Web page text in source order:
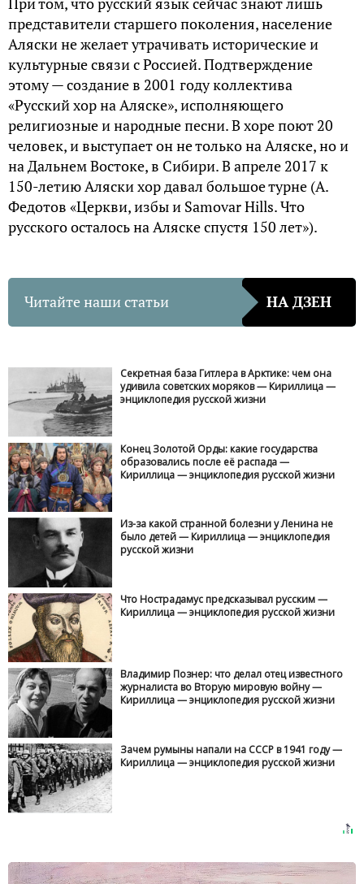
представители старшего поколения, население
Аляски не желает утрачивать исторические и
культурные связи с Россией. Подтверждение
этому — создание в 2001 году коллектива
«Русский хор на Аляске», исполняющего
религиозные и народные песни. В хоре поют 20
человек, и выступает он не только на Аляске, но и
на Дальнем Востоке, в Сибири. В апреле 2017 к
150-летию Аляски хор давал большое турне (А.
Федотов «Церкви, избы и Samovar Hills. Что
русского осталось на Аляске спустя 150 лет»).
Читайте наши статьи НА ДЗЕН
Секретная база Гитлера в Арктике: чем она
удивила советских моряков — Кириллица —
энциклопедия русской жизни
Конец Золотой Орды: какие государства
образовались после её распада —
Кириллица — энциклопедия русской жизни
Из-за какой странной болезни у Ленина не
было детей — Кириллица — энциклопедия
русской жизни
Что Нострадамус предсказывал русским —
Кириллица — энциклопедия русской жизни
Владимир Познер: что делал отец известного
журналиста во Вторую мировую войну —
Кириллица — энциклопедия русской жизни
Зачем румыны напали на СССР в 1941 году —
Кириллица — энциклопедия русской жизни